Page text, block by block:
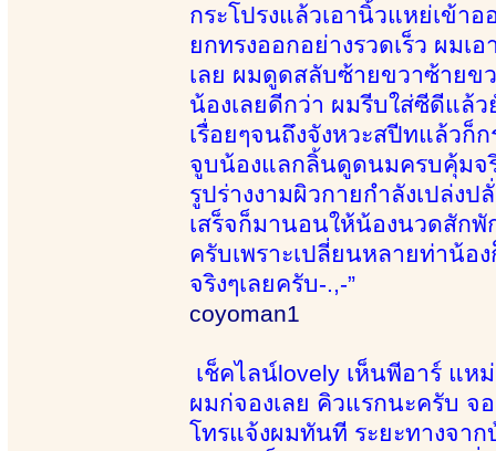
กระโปรงแล้วเอานิ้วแหย่เข้า
ยกทรงออกอย่างรวดเร็ว ผม
เลย ผมดูดสลับซ้ายขวาซ้าย
น้องเลยดีกว่า ผมรีบใส่ซีดีแล้
เรื่อยๆจนถึงจังหวะสปีทแล้วก็
จูบน้องแลกลิ้นดูดนมครบคุ้มจ
รูปร่างงามผิวกายกำลังเปล่ง
เสร็จก็มานอนให้น้องนวดสัก
ครับเพราะเปลี่ยนหลายท่าน้
จริงๆเลยครับ-.,-”
coyoman1
เช็คไลน์lovely เห็นพีอาร์ แห
ผมก่จองเลย คิวแรกนะครับ จ
โทรแจ้งผมทันที ระยะทางจา